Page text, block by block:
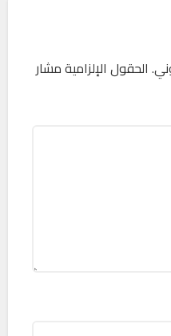
الحقول الإلزامية مشار